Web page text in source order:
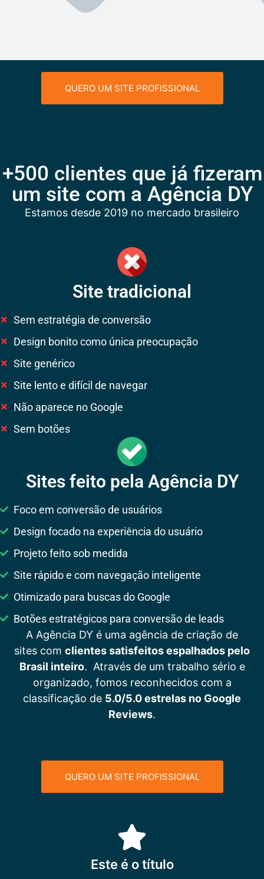
QUERO UM SITE PROFISSIONAL
+500 clientes que já fizeram
um site com a Agência DY
Estamos desde 2019 no mercado brasileiro
Site tradicional
Sem estratégia de conversão
Design bonito como única preocupação
Site genérico
Site lento e difícil de navegar
Não aparece no Google
Sem botões
Sites feito pela Agência DY
Foco em conversão de usuários
Design focado na experiência do usuário
Projeto feito sob medida
Site rápido e com navegação inteligente
Otimizado para buscas do Google
Botões estratégicos para conversão de leads
A Agência DY é uma agência de criação de
sites com clientes satisfeitos espalhados pelo
Brasil inteiro. Através de um trabalho sério e
organizado, fomos reconhecidos com a
classificação de 5.0/5.0 estrelas no Google
Reviews.
QUERO UM SITE PROFISSIONAL
Este é o título